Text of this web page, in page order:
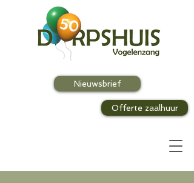
Offerte zaalhuur
Nieuwsbrief